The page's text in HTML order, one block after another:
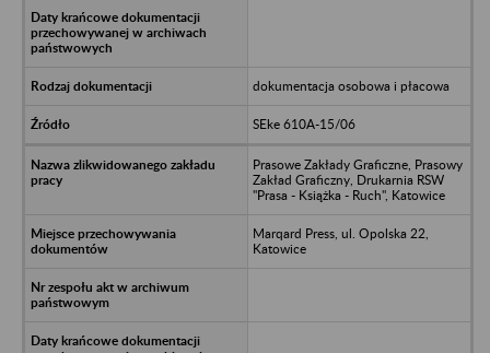
dokumentacja osobowa i płacowa
SEke 610A-15/06
Prasowe Zakłady Graficzne, Prasowy
Zakład Graficzny, Drukarnia RSW
"Prasa - Książka - Ruch", Katowice
Marqard Press, ul. Opolska 22,
Katowice